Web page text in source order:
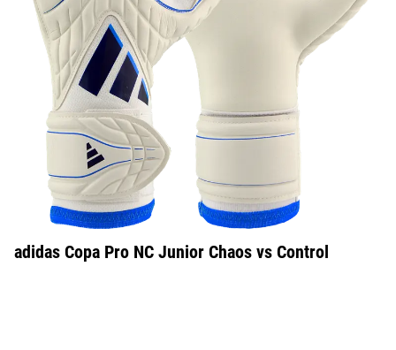
adidas Copa Pro NC Junior Chaos vs Control